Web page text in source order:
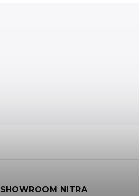
SHOWROOM NITRA